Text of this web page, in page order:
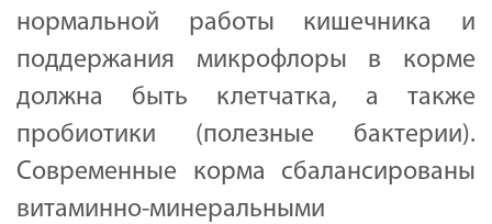
нормальной работы кишечника и
поддержания микрофлоры в корме
должна быть клетчатка, а также
пробиотики (полезные бактерии).
Современные корма сбалансированы
витаминно-минеральными